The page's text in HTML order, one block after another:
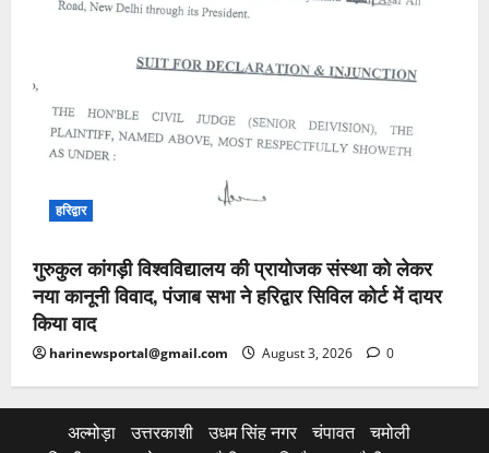
हरिद्वार
गुरुकुल कांगड़ी विश्वविद्यालय की प्रायोजक संस्था को लेकर
नया कानूनी विवाद, पंजाब सभा ने हरिद्वार सिविल कोर्ट में दायर
किया वाद
harinewsportal@gmail.com August 3, 2026 0
अल्मोड़ा उत्तरकाशी उधम सिंह नगर चंपावत
चमोली